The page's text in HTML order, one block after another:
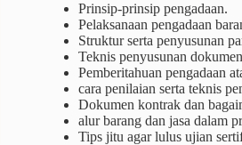
Prinsip-prinsip pengadaan.
Pelaksanaan pengadaan
Struktur serta penyusunan
Teknis penyusunan
Pemberitahuan pengadaan
cara penilaian serta teknis
Dokumen kontrak dan
alur barang dan jasa dalam
Tips jitu agar lulus ujian